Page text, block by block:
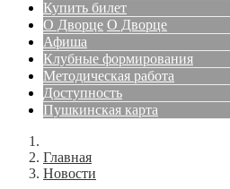
Купить билет
О Дворце О Дворце
Афиша
Клубные формирования
Методическая работа
Доступность
Пушкинская карта
Главная
Новости